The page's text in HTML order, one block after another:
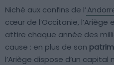
Niché aux confins de l’
cœur de l’Occitanie,
attire chaque année des
cause : en plus de son
l’Ariège dispose d’un